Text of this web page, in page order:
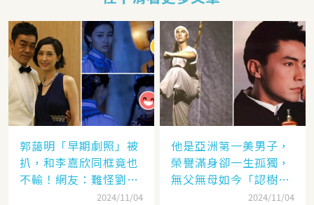
郭藹明「早期劇照」被
扒，和李嘉欣同框竟也
不輸！網友：難怪劉青
2024/11/04
他是亞洲第一美男子，
榮譽滿身卻一生孤獨，
無父無母如今「認樹為
祖父母」：太凄涼2024/11/04